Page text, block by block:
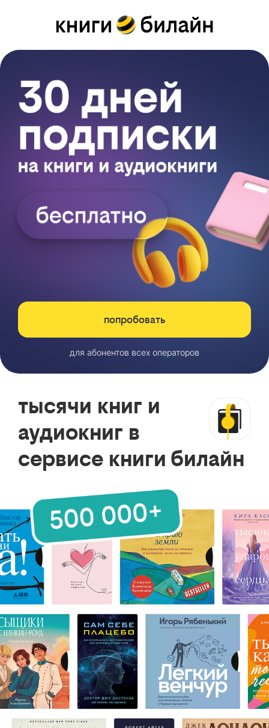
попробовать
для абонентов всех операторов
тысячи книг и
аудиокниг в
сервисе книги билайн